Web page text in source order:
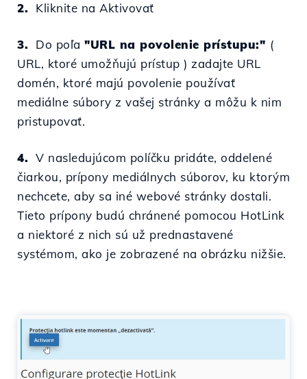
2. Kliknite na Aktivovať
3. Do poľa "URL na povolenie prístupu:" (
URL, ktoré umožňujú prístup ) zadajte URL
domén, ktoré majú povolenie používať
mediálne súbory z vašej stránky a môžu k nim
pristupovať.
4. V nasledujúcom políčku pridáte, oddelené
čiarkou, prípony mediálnych súborov, ku ktorým
nechcete, aby sa iné webové stránky dostali.
Tieto prípony budú chránené pomocou HotLink
a niektoré z nich sú už prednastavené
systémom, ako je zobrazené na obrázku nižšie.